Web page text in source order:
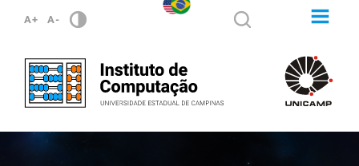
A+ A-